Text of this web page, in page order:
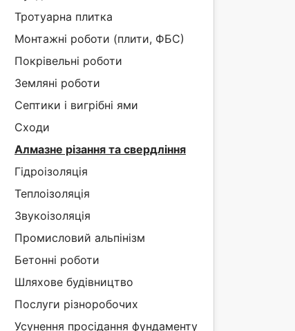
Тротуарна плитка
Монтажні роботи (плити, ФБС)
Покрівельні роботи
Земляні роботи
Септики і вигрібні ями
Сходи
Алмазне різання та свердління
Гідроізоляція
Теплоізоляція
Звукоізоляція
Промисловий альпінізм
Бетонні роботи
Шляхове будівництво
Послуги різноробочих
Усунення просідання фундаменту